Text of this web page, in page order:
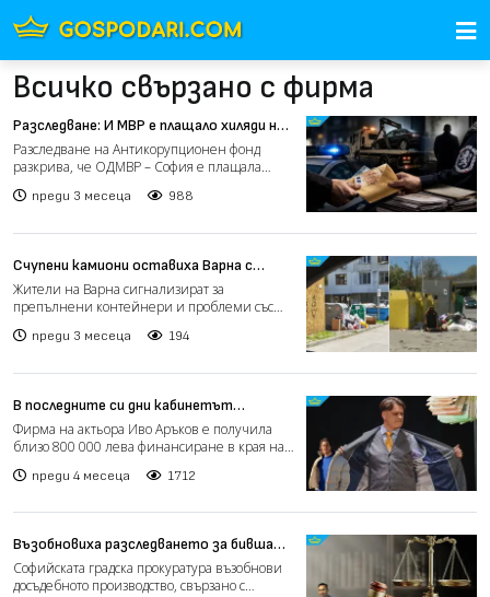
Всичко свързано с фирма
Разследване: И МВР е плащало хиляди на
Картофа
Разследване на Антикорупционен фонд
разкрива, че ОДМВР – София е плащала
преди 3 месеца 988
Счупени камиони оставиха Варна с
препълнени контейнери за отпадъци
(видео)
Жители на Варна сигнализират за
препълнени контейнери и проблеми със
преди 3 месеца 194
В последните си дни кабинетът
„Желязков“ отпуснал близо 400 000
евро на фирма на актьора Иво Аръков
Фирма на актьора Иво Аръков е получила
близо 800 000 лева финансиране в края на
преди 4 месеца 1712
Възобновиха разследването за бивша
фирма на Румен Спецов, прехвърлена на
клошар
Софийската градска прокуратура възобнови
досъдебното производство, свързано с